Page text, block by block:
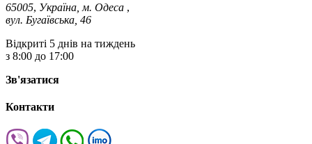
65005, Україна, м. Одеса ,
вул. Бугаївська, 46
Відкриті 5 днів на тиждень
з 8:00 до 17:00
Зв'язатися
Контакти